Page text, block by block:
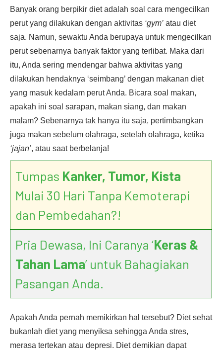
Banyak orang berpikir diet adalah soal cara mengecilkan
perut yang dilakukan dengan aktivitas ‘gym’ atau diet
saja. Namun, sewaktu Anda berupaya untuk mengecilkan
perut sebenarnya banyak faktor yang terlibat. Maka dari
itu, Anda sering mendengar bahwa aktivitas yang
dilakukan hendaknya ‘seimbang’ dengan makanan diet
yang masuk kedalam perut Anda. Bicara soal makan,
apakah ini soal sarapan, makan siang, dan makan
malam? Sebenarnya tak hanya itu saja, pertimbangkan
juga makan sebelum olahraga, setelah olahraga, ketika
‘jajan’, atau saat berbelanja!
Tumpas Kanker, Tumor, Kista
Mulai 30 Hari Tanpa Kemoterapi
dan Pembedahan?!
Pria Dewasa, Ini Caranya ‘Keras &
Tahan Lama’ untuk Bahagiakan
Pasangan Anda.
Apakah Anda pernah memikirkan hal tersebut? Diet sehat
bukanlah diet yang menyiksa sehingga Anda stres,
merasa tertekan atau depresi. Diet demikian dapat